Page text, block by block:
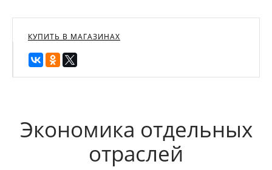
КУПИТЬ В МАГАЗИНАХ
Экономика отдельных
отраслей